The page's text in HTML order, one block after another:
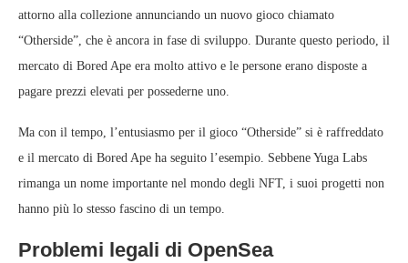
attorno alla collezione annunciando un nuovo gioco chiamato
“Otherside”, che è ancora in fase di sviluppo. Durante questo periodo, il
mercato di Bored Ape era molto attivo e le persone erano disposte a
pagare prezzi elevati per possederne uno.
Ma con il tempo, l’entusiasmo per il gioco “Otherside” si è raffreddato
e il mercato di Bored Ape ha seguito l’esempio. Sebbene Yuga Labs
rimanga un nome importante nel mondo degli NFT, i suoi progetti non
hanno più lo stesso fascino di un tempo.
Problemi legali di OpenSea